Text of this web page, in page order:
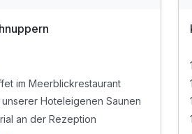
im Meerblickrestaurant
Hoteleigenen Saunen
an der Rezeption